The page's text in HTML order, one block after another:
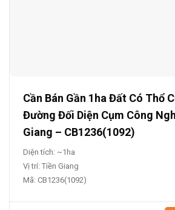
Cần Bán Gần 1ha Đất Có Thổ
Đường Đối Diện Cụm Công
Giang – CB1236(1092)
Diện tích: ~1ha
Vị trí: Tiền Giang
Mã: CB1236(1092)